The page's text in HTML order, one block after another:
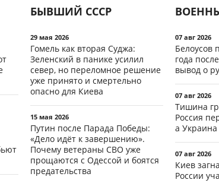
БЫВШИЙ СССР
29 мая 2026
Гомель как вторая Суджа:
Зеленский в панике усилил
север, но переломное решение
уже принято и смертельно
опасно для Киева
15 мая 2026
Путин после Парада Победы:
«Дело идёт к завершению».
Почему ветераны СВО уже
прощаются с Одессой и боятся
предательства
07 авг 2026
Белоусов
года
вывод о
07 авг 2026
Тишина
Россия
а
07 авг 2026
Киев
России